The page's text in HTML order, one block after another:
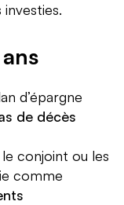
d’épargne
de décès
conjoint ou les
comme